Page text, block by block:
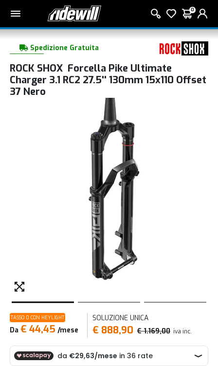
0
Spedizione Gratuita
ROCK SHOX Forcella Pike Ultimate
Charger 3.1 RC2 27.5'' 130mm 15x110 Offset
37 Nero
TASSO 0 CON HEYLIGHT
Da € 44,45 /mese
SOLUZIONE UNICA
€ 888,90 € 1.169,00 iva inc.